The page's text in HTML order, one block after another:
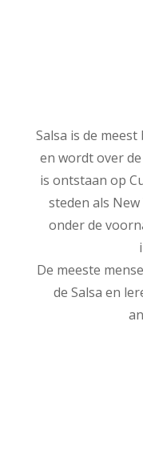
Salsa is de
en wordt over
is ontstaan op
steden als
onder de
De meeste
de Salsa en